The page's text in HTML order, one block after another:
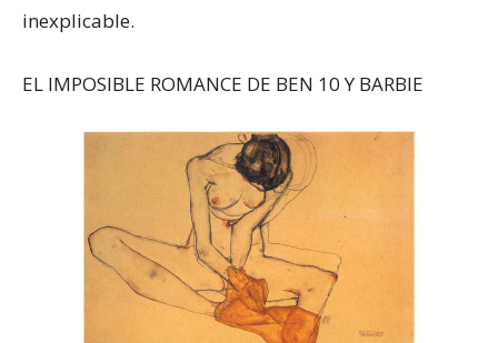
inexplicable.
EL IMPOSIBLE ROMANCE DE BEN 10 Y BARBIE